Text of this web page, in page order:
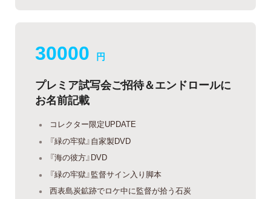
30000 円
プレミア試写会ご招待＆エンドロールに
お名前記載
コレクター限定UPDATE
『緑の牢獄』自家製DVD
『海の彼方』DVD
『緑の牢獄』監督サイン入り脚本
西表島炭鉱跡でロケ中に監督が拾う石炭